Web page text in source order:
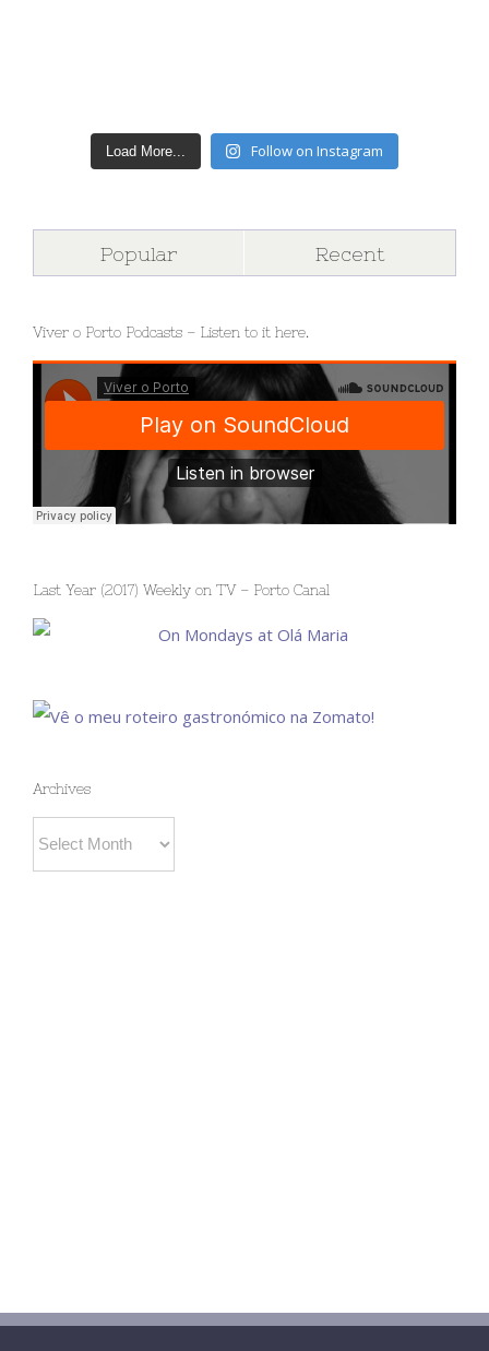
Load More... Follow on Instagram
Popular Recent
Viver o Porto Podcasts – Listen to it here.
Last Year (2017) Weekly on TV – Porto Canal
Archives